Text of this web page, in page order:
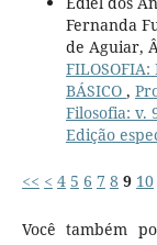
Fernanda
de Aguiar,
FILOSOFIA:
BÁSICO ,
Filosofia: v.
Edição
<< < 4 5 6 7 8 9 10
Você também